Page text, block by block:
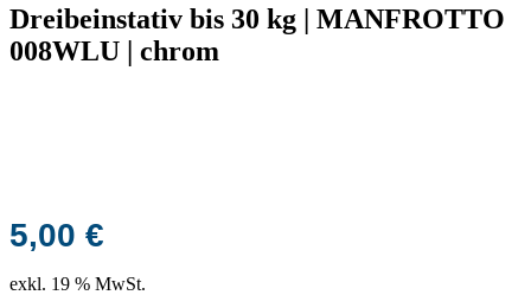
Dreibeinstativ bis 30 kg | MANFROTTO
008WLU | chrom
5,00 €
exkl. 19 % MwSt.